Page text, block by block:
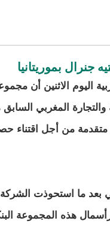
بموريتانيا
اليوم الاثنين أن
والتجارة المغربي
من أجل اقتناء
ما استحوذت
شراء 57.67 في المائة من رأسمال هذه